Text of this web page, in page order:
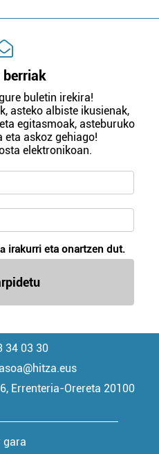
berriak
buletin irekira!
asteko albiste ikusienak,
egitasmoak, asteburuko
eta askoz gehiago!
elektronikoan.
irakurri eta onartzen dut.
34 03 30
Errenteria-Orereta 20100
gara